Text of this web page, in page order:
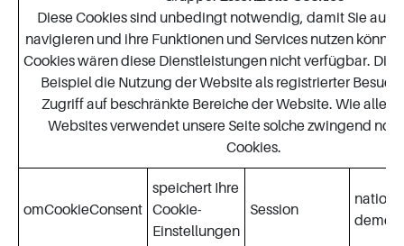
Diese Cookies sind unbedingt notwendig, damit Sie auf
navigieren und ihre Funktionen und Services nutzen
Cookies wären diese Dienstleistungen nicht verfügbar.
Beispiel die Nutzung der Website als registrierter
Zugriff auf beschränkte Bereiche der Website. Wie alle
Websites verwendet unsere Seite solche zwingend
Cookies.
omCookieConsent
speichert Ihre
Cookie-
Einstellungen
Session